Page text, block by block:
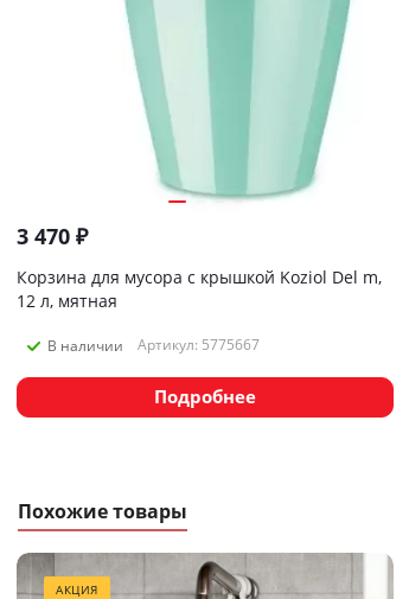
3 470 ₽
Корзина для мусора с крышкой Koziol Del m,
12 л, мятная
В наличии Артикул: 5775667
Подробнее
Похожие товары
АКЦИЯ